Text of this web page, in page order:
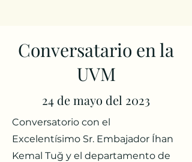
Conversatario en la
UVM
24 de mayo del 2023
Conversatorio con el
Excelentísimo Sr. Embajador Íhan
Kemal Tuğ y el departamento de